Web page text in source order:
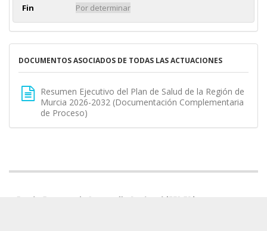
Fin
Por determinar
DOCUMENTOS ASOCIADOS DE TODAS LAS ACTUACIONES
Resumen Ejecutivo del Plan de Salud de la Región de
Murcia 2026-2032 (Documentación Complementaria
de Proceso)